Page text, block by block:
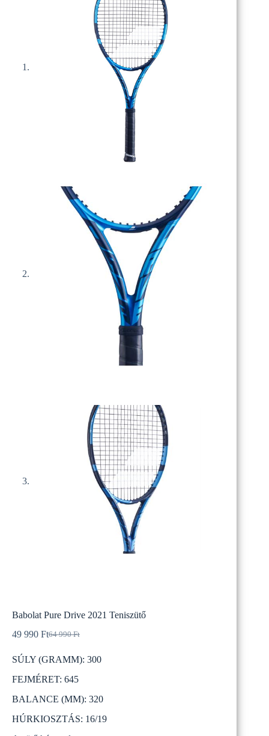
Babolat Pure Drive 2021 Teniszütő
64 990Ft
Original
was:
990 Ft.
49 990 FtCurrent
is:
990 Ft.
SÚLY (GRAMM): 300
FEJMÉRET: 645
BALANCE (MM): 320
HÚRKIOSZTÁS: 16/19